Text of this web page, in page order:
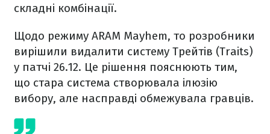
складні комбінації.
Щодо режиму ARAM Mayhem, то розробники
вирішили видалити систему Трейтів (Traits)
у патчі 26.12. Це рішення пояснюють тим,
що стара система створювала ілюзію
вибору, але насправді обмежувала гравців.